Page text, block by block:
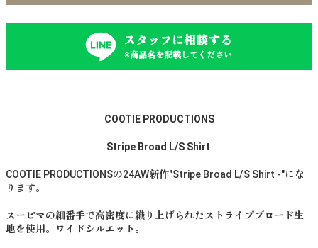
スタッフに相談する
※商品名を記載してください
COOTIE PRODUCTIONS
Stripe Broad L/S Shirt
COOTIE PRODUCTIONSの24AW新作"Stripe Broad L/S Shirt -"にな
ります。
スーピマの細番手で高密度に織り上げられたストライプブロード生
地を使用。ワイドシルエット。